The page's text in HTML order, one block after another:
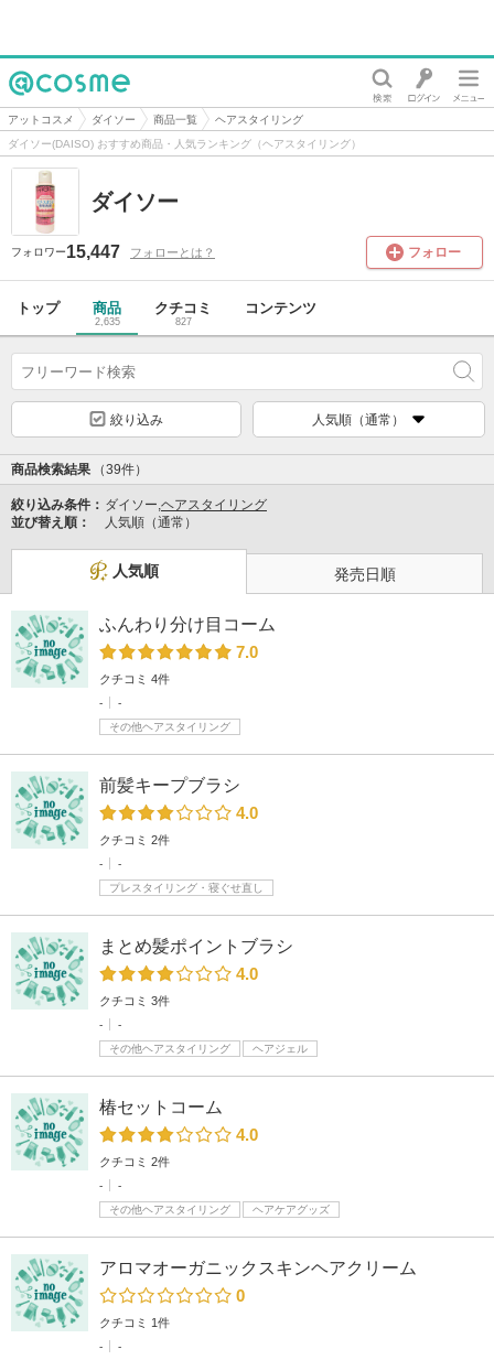
@cosme
アットコスメ ダイソー 商品一覧
ヘアスタイリング
ダイソー(DAISO) おすすめ商品・人気ランキング（ヘアスタイリング）
ダイソー
フォロワー15,447 フォローとは？ フォロー
トップ 商品
2,635
クチコミ
827
コンテンツ
絞り込み 人気順（通常）
商品検索結果 （39件）
絞り込み条件： ダイソー,ヘアスタイリング
並び替え順：
人気順（通常）
人気順 発売日順
ふんわり分け目コーム
7.0
クチコミ 4件
-
-
その他ヘアスタイリング
前髪キープブラシ
4.0
クチコミ 2件
-
-
プレスタイリング・寝ぐせ直し
まとめ髪ポイントブラシ
4.0
クチコミ 3件
-
-
その他ヘアスタイリング
ヘアジェル
椿セットコーム
4.0
クチコミ 2件
-
-
その他ヘアスタイリング
ヘアケアグッズ
アロマオーガニックスキンヘアクリーム
0
クチコミ 1件
-
-